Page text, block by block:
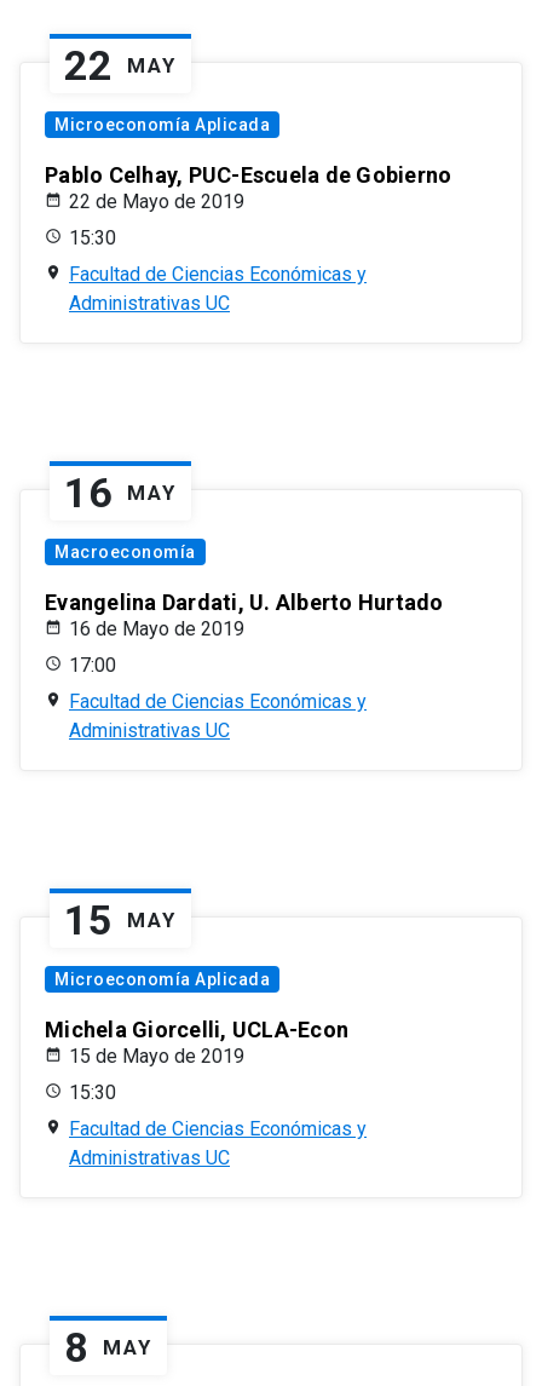
22 MAY
Microeconomía Aplicada
Pablo Celhay, PUC-Escuela de Gobierno
22 de Mayo de 2019
15:30
Facultad de Ciencias Económicas y
Administrativas UC
16 MAY
Macroeconomía
Evangelina Dardati, U. Alberto Hurtado
16 de Mayo de 2019
17:00
Facultad de Ciencias Económicas y
Administrativas UC
15 MAY
Microeconomía Aplicada
Michela Giorcelli, UCLA-Econ
15 de Mayo de 2019
15:30
Facultad de Ciencias Económicas y
Administrativas UC
8 MAY